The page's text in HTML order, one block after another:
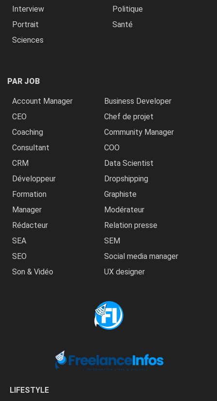
Interview
Politique
Portrait
Santé
Sciences
PAR JOB
Account Manager
Business Developer
CEO
Chef de projet
Coaching
Community Manager
Consultant
COO
CRM
Data Scientist
Développeur
Dropshipping
Formation
Graphiste
Manager
Modérateur
Rédacteur
Relation presse
SEA
SEM
SEO
Social media manager
Son & Vidéo
UX designer
LIFESTYLE